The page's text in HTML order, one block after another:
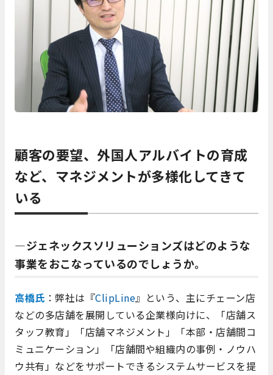
顧客の要望、外国人アルバイトの育成
など、マネジメントが多様化してきて
いる
―ジェネックスソリューションズはどのような
事業をおこなっているのでしょうか。
高橋氏 ：弊社は『ClipLine』という、主にチェーン店
などの多店舗を展開している企業様向けに、「店舗ス
タッフ教育」「店舗マネジメント」「本部・店舗間コ
ミュニケーション」「店舗間や組織内の事例・ノウハ
ウ共有」などをサポートできるシステムサービスを提